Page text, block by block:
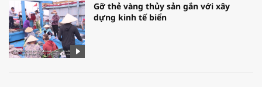
Gỡ thẻ vàng thủy sản gắn với xây
dựng kinh tế biển